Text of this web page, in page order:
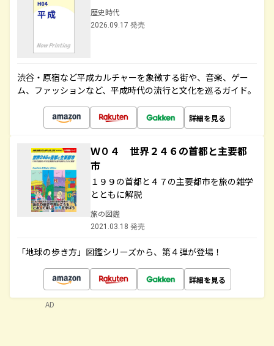
歴史時代
2026.09.17 発売
渋谷・原宿など平成カルチャーを象徴する街や、音楽、ゲー
ム、ファッションなど、平成時代の流行と文化を巡るガイド。
詳細を見る
Ｗ０４ 世界２４６の首都と主要都
市
１９９の首都と４７の主要都市を旅の雑学
とともに解説
旅の図鑑
2021.03.18 発売
「地球の歩き方」図鑑シリーズから、第４弾が登場！
詳細を見る
AD